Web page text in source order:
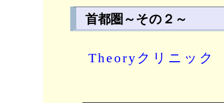
首都圏～その２～
Theoryクリニック